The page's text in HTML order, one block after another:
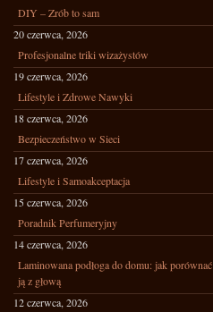
DIY – Zrób to sam
20 czerwca, 2026
Profesjonalne triki wizażystów
19 czerwca, 2026
Lifestyle i Zdrowe Nawyki
18 czerwca, 2026
Bezpieczeństwo w Sieci
17 czerwca, 2026
Lifestyle i Samoakceptacja
15 czerwca, 2026
Poradnik Perfumeryjny
14 czerwca, 2026
Laminowana podłoga do domu: jak porównać
ją z głową
12 czerwca, 2026